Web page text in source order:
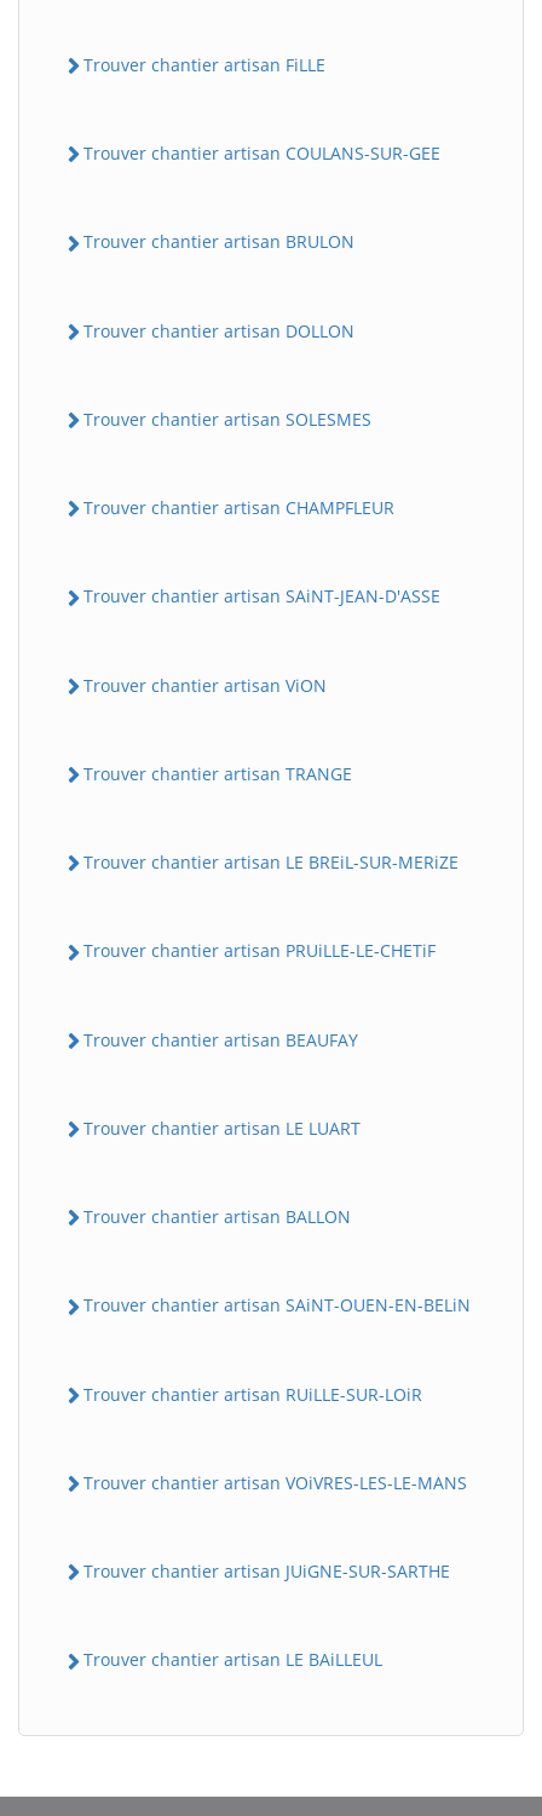
Trouver chantier artisan FiLLE
Trouver chantier artisan COULANS-SUR-GEE
Trouver chantier artisan BRULON
Trouver chantier artisan DOLLON
Trouver chantier artisan SOLESMES
Trouver chantier artisan CHAMPFLEUR
Trouver chantier artisan SAiNT-JEAN-D'ASSE
Trouver chantier artisan ViON
Trouver chantier artisan TRANGE
Trouver chantier artisan LE BREiL-SUR-MERiZE
Trouver chantier artisan PRUiLLE-LE-CHETiF
Trouver chantier artisan BEAUFAY
Trouver chantier artisan LE LUART
Trouver chantier artisan BALLON
Trouver chantier artisan SAiNT-OUEN-EN-BELiN
Trouver chantier artisan RUiLLE-SUR-LOiR
Trouver chantier artisan VOiVRES-LES-LE-MANS
Trouver chantier artisan JUiGNE-SUR-SARTHE
Trouver chantier artisan LE BAiLLEUL
BatiWebPro